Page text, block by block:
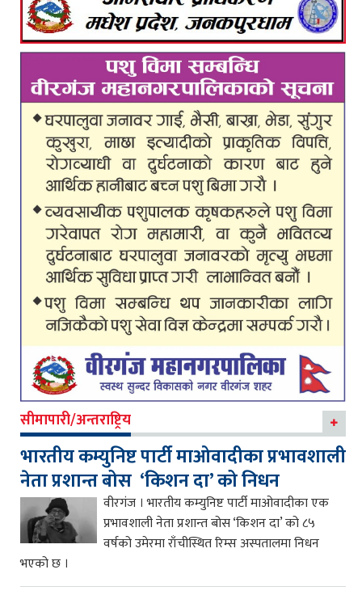
सीमापारी/अन्तराष्ट्रिय
भारतीय कम्युनिष्ट पार्टी माओवादीका प्रभावशाली
नेता प्रशान्त बोस ‘किशन दा’ को निधन
वीरगंज । भारतीय कम्युनिष्ट पार्टी माओवादीका एक
प्रभावशाली नेता प्रशान्त बोस ‘किशन दा’ को ८५
वर्षको उमेरमा राँचीस्थित रिम्स अस्पतालमा निधन
भएको छ ।